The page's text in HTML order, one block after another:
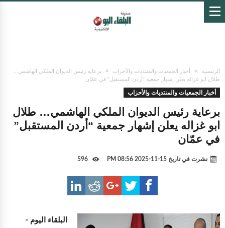
الرئيسية أخبار الجمعيات والمنتديات والأحزاب
برعاية رئيس الديوان الملكي الهاشمي…
طلال ابو غزاله يعلن إشهار جمعية “أردن المستقبل” في عمّان
أخبار الجمعيات والمنتديات والأحزاب
برعاية رئيس الديوان الملكي الهاشمي… طلال
ابو غزاله يعلن إشهار جمعية “أردن المستقبل”
في عمّان
نشرت في تاريخ 15-11-2025 08:56 PM
البلقاء اليوم -